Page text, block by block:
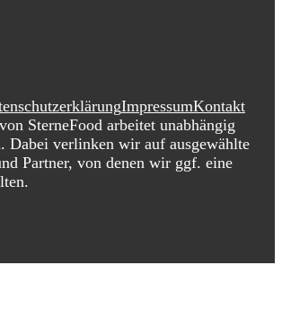
ImpressumKontakt
SterneFood arbeitet unabhängig
Dabei verlinken wir auf ausgewählte
Partner, von denen wir ggf. eine